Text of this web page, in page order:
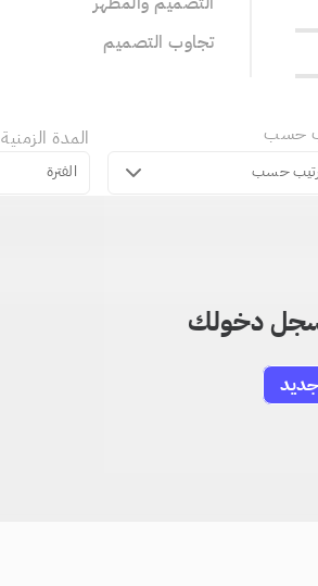
تجاوب التصميم
حسب
حسب
المدة الزمنية
الفترة
سجل دخولك